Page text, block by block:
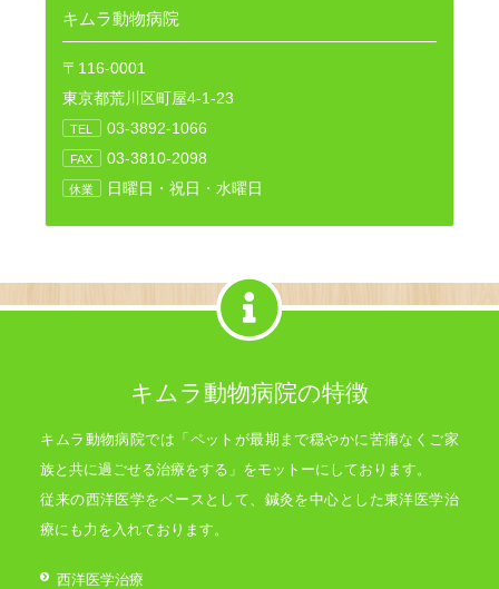
キムラ動物病院
〒116-0001
東京都荒川区町屋4-1-23
TEL 03-3892-1066
FAX 03-3810-2098
休業 日曜日・祝日・水曜日
キムラ動物病院の特徴
キムラ動物病院では「ペットが最期まで穏やかに苦痛なくご家
族と共に過ごせる治療をする」をモットーにしております。
従来の西洋医学をベースとして、鍼灸を中心とした東洋医学治
療にも力を入れております。
西洋医学治療